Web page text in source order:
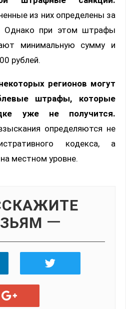
из них определены за
Однако при этом штрафы
минимальную сумму и
рублей.
регионов могут
штрафы, которые
уже не получится.
определяются не
кодекса, а
местном уровне.